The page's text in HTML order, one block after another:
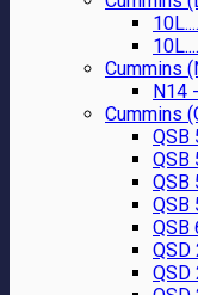
Cummins
N14
Cummins
QSB
QSB
QSB
QSB
QSB
QSD
QSD